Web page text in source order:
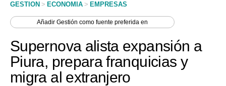
Perú
Política
GESTION > ECONOMIA > EMPRESAS
AñadirGestión como fuente preferida en
Supernova alista expansión a
Piura, prepara franquicias y
migra al extranjero